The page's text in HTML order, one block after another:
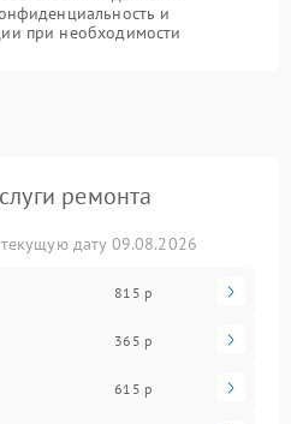
и
при необходимости
ремонта
дату 09.08.2026
815 р
365 р
615 р